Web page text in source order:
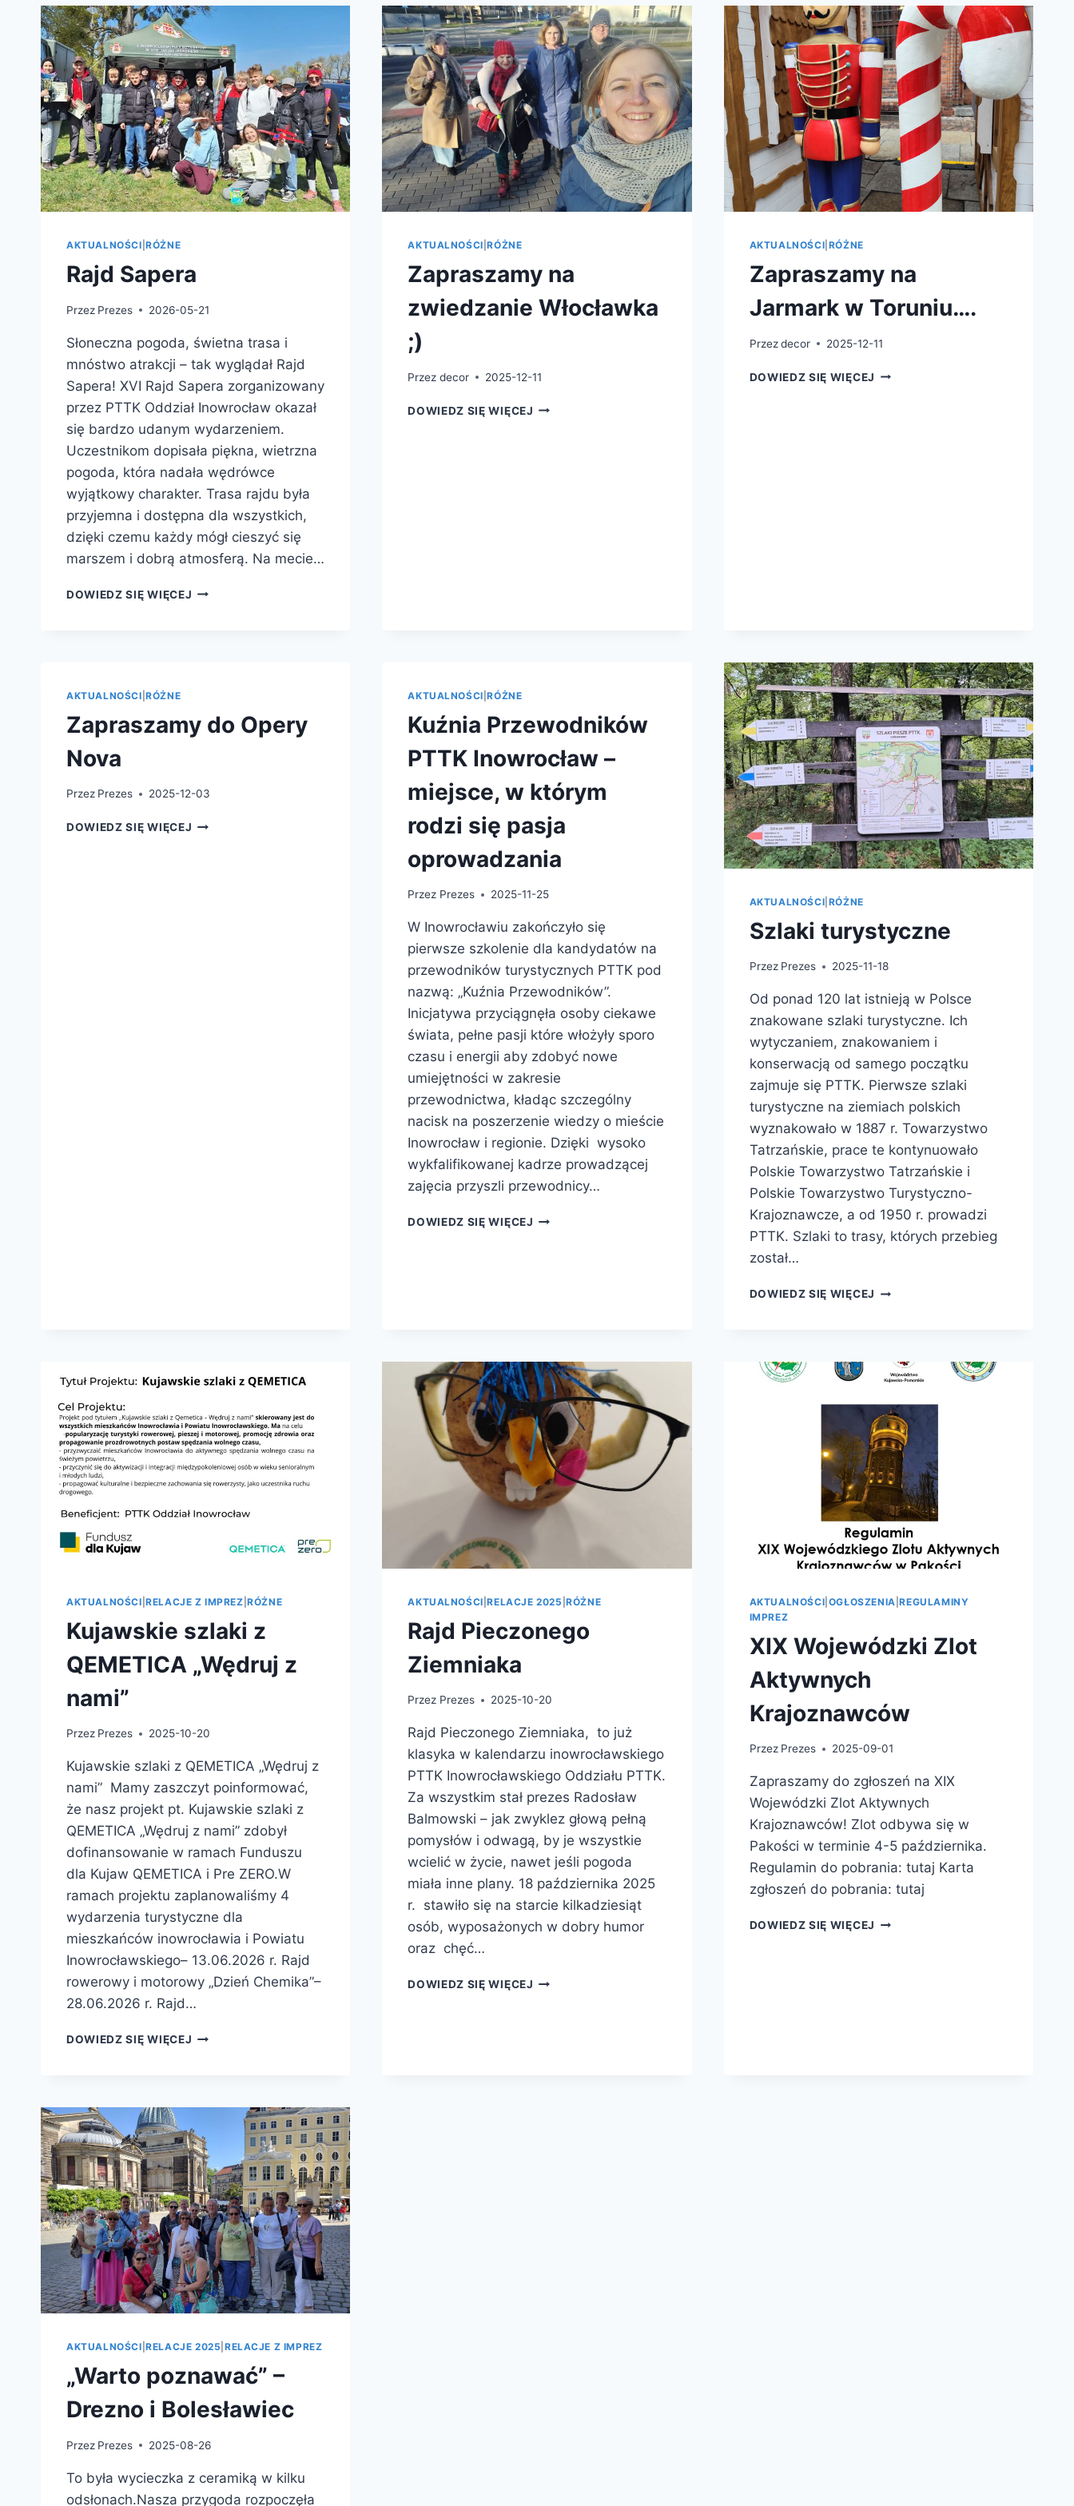
AKTUALNOŚCI |RÓŻNE
Rajd Sapera
Przez Prezes 2026-05-21
Słoneczna pogoda, świetna trasa i
mnóstwo atrakcji – tak wyglądał Rajd
Sapera! XVI Rajd Sapera zorganizowany
przez PTTK Oddział Inowrocław okazał
się bardzo udanym wydarzeniem.
Uczestnikom dopisała piękna, wietrzna
pogoda, która nadała wędrówce
wyjątkowy charakter. Trasa rajdu była
przyjemna i dostępna dla wszystkich,
dzięki czemu każdy mógł cieszyć się
marszem i dobrą atmosferą. Na mecie…
DOWIEDZ SIĘ WIĘCEJ
AKTUALNOŚCI |RÓŻNE
Zapraszamy na
zwiedzanie Włocławka
;)
Przez decor 2025-12-11
DOWIEDZ SIĘ WIĘCEJ
AKTUALNOŚCI RÓŻNE
Zapraszamy na
Jarmark w Toruniu….
Przez decor 2025-12-11
DOWIEDZ SIĘ WIĘCEJ
AKTUALNOŚCI |RÓŻNE
Zapraszamy do Opery
Nova
Przez Prezes 2025-12-03
DOWIEDZ SIĘ WIĘCEJ
AKTUALNOŚCI |RÓŻNE
Kuźnia Przewodników
PTTK Inowrocław –
miejsce, w którym
rodzi się pasja
oprowadzania
Przez Prezes 2025-11-25
W Inowrocławiu zakończyło się
pierwsze szkolenie dla kandydatów na
przewodników turystycznych PTTK pod
nazwą: „Kuźnia Przewodników”.
Inicjatywa przyciągnęła osoby ciekawe
świata, pełne pasji które włożyły sporo
czasu i energii aby zdobyć nowe
umiejętności w zakresie
przewodnictwa, kładąc szczególny
nacisk na poszerzenie wiedzy o mieście
Inowrocław i regionie. Dzięki wysoko
wykfalifikowanej kadrze prowadzącej
zajęcia przyszli przewodnicy…
DOWIEDZ SIĘ WIĘCEJ
AKTUALNOŚCI RÓŻNE
Szlaki turystyczne
Przez Prezes 2025-11-18
Od ponad 120 lat istnieją w Polsce
znakowane szlaki turystyczne. Ich
wytyczaniem, znakowaniem i
konserwacją od samego początku
zajmuje się PTTK. Pierwsze szlaki
turystyczne na ziemiach polskich
wyznakowało w 1887 r. Towarzystwo
Tatrzańskie, prace te kontynuowało
Polskie Towarzystwo Tatrzańskie i
Polskie Towarzystwo Turystyczno-
Krajoznawcze, a od 1950 r. prowadzi
PTTK. Szlaki to trasy, których przebieg
został…
DOWIEDZ SIĘ WIĘCEJ
AKTUALNOŚCI |RELACJE Z IMPREZ |RÓŻNE
Kujawskie szlaki z
QEMETICA „Wędruj z
nami”
Przez Prezes 2025-10-20
Kujawskie szlaki z QEMETICA „Wędruj z
nami” Mamy zaszczyt poinformować,
że nasz projekt pt. Kujawskie szlaki z
QEMETICA „Wędruj z nami” zdobył
dofinansowanie w ramach Funduszu
dla Kujaw QEMETICA i Pre ZERO.W
ramach projektu zaplanowaliśmy 4
wydarzenia turystyczne dla
mieszkańców inowrocławia i Powiatu
Inowrocławskiego– 13.06.2026 r. Rajd
rowerowy i motorowy „Dzień Chemika”–
28.06.2026 r. Rajd…
DOWIEDZ SIĘ WIĘCEJ
AKTUALNOŚCI |RELACJE 2025 |RÓŻNE
Rajd Pieczonego
Ziemniaka
Przez Prezes 2025-10-20
Rajd Pieczonego Ziemniaka, to już
klasyka w kalendarzu inowrocławskiego
PTTK Inowrocławskiego Oddziału PTTK.
Za wszystkim stał prezes Radosław
Balmowski – jak zwyklez głową pełną
pomysłów i odwagą, by je wszystkie
wcielić w życie, nawet jeśli pogoda
miała inne plany. 18 października 2025
r. stawiło się na starcie kilkadziesiąt
osób, wyposażonych w dobry humor
oraz chęć…
DOWIEDZ SIĘ WIĘCEJ
AKTUALNOŚCI OGŁOSZENIA |REGULAMINY
IMPREZ
XIX Wojewódzki Zlot
Aktywnych
Krajoznawców
Przez Prezes 2025-09-01
Zapraszamy do zgłoszeń na XIX
Wojewódzki Zlot Aktywnych
Krajoznawców! Zlot odbywa się w
Pakości w terminie 4-5 października.
Regulamin do pobrania: tutaj Karta
zgłoszeń do pobrania: tutaj
DOWIEDZ SIĘ WIĘCEJ
AKTUALNOŚCI |RELACJE 2025 RELACJE Z IMPREZ
„Warto poznawać” –
Drezno i Bolesławiec
Przez Prezes 2025-08-26
To była wycieczka z ceramiką w kilku
odsłonach.Nasza przygoda rozpoczęła